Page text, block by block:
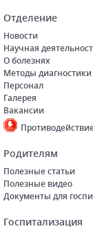
Отделение
Новости
Научная
О болезнях
Методы диагностики
Персонал
Галерея
Вакансии
Родителям
Полезные статьи
Полезные видео
Документы для
Госпитализация